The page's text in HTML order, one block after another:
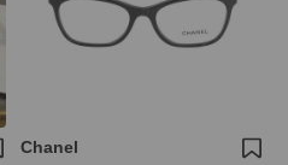
Chanel